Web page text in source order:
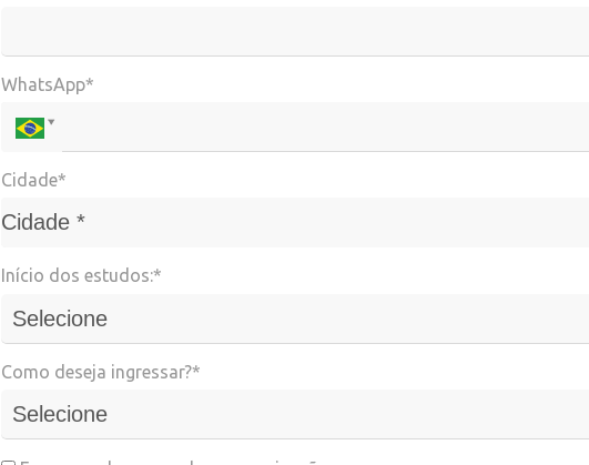
WhatsApp*
Cidade*
Cidade *
Cidade*
Início dos estudos:*
Como deseja ingressar?*